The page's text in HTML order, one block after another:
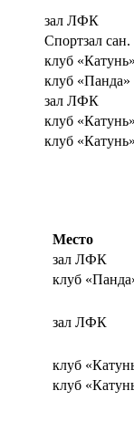
зал ЛФК
Спортзал
клуб «Катунь»
клуб «Панда»
зал ЛФК
клуб «Катунь»
клуб «Катунь»
Место
зал ЛФК
клуб
зал ЛФК
клуб
клуб